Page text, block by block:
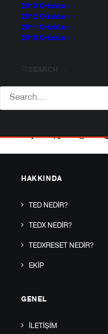
2013 Ortakları
2012 Ortakları
2011 Ortakları
2010 Ortakları
HAKKINDA
TED NEDIR?
TEDX NEDIR?
TEDXRESET NEDIR?
EKIP
GENEL
İLETIŞIM